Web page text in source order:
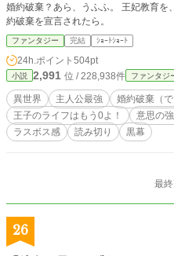
婚約破棄？あら、うふふ。 王妃教育を、しっかり過ぎるほど受けた令嬢が、婚
約破棄を宣言されたら。
ファンタジー 完結 ｼｮｰﾄｼｮｰﾄ
24h.ポイント 504pt
小説 2,991 位 / 228,938件 ファンタジ
異世界 主人公最強 婚約破棄（で
王子のライフはもう0よ！
意思の
ラスボス感
読み切り 黒幕
最
26